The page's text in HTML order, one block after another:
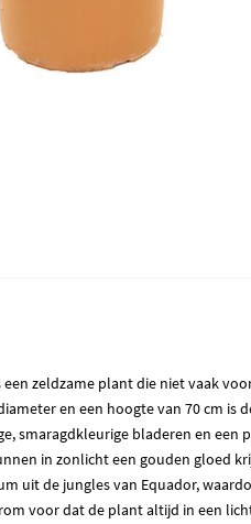
een zeldzame plant die niet vaak
en een hoogte van 70 cm is
smaragdkleurige bladeren en een
in zonlicht een gouden gloed
uit de jungles van Equador,
voor dat de plant altijd in een